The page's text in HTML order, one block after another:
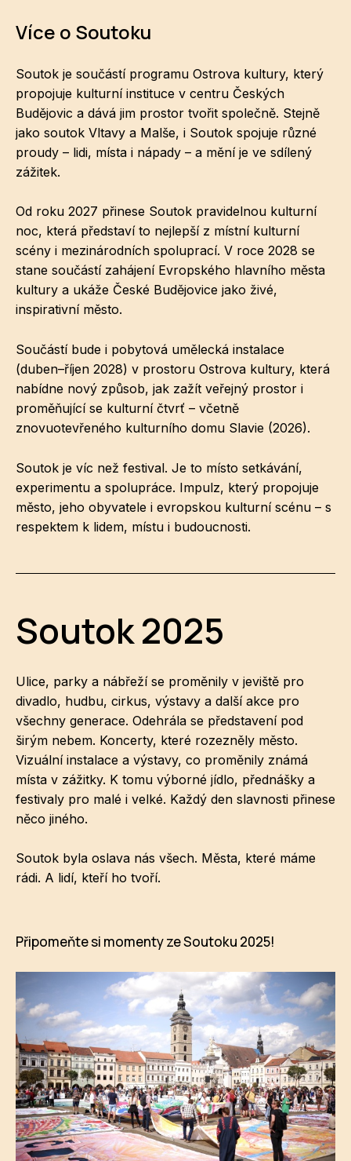
Více o Soutoku
Soutok je součástí programu Ostrova kultury, který
propojuje kulturní instituce v centru Českých
Budějovic a dává jim prostor tvořit společně. Stejně
jako soutok Vltavy a Malše, i Soutok spojuje různé
proudy – lidi, místa i nápady – a mění je ve sdílený
zážitek.
Od roku 2027 přinese Soutok pravidelnou kulturní
noc, která představí to nejlepší z místní kulturní
scény i mezinárodních spoluprací. V roce 2028 se
stane součástí zahájení Evropského hlavního města
kultury a ukáže České Budějovice jako živé,
inspirativní město.
Součástí bude i pobytová umělecká instalace
(duben–říjen 2028) v prostoru Ostrova kultury, která
nabídne nový způsob, jak zažít veřejný prostor i
proměňující se kulturní čtvrť – včetně
znovuotevřeného kulturního domu Slavie (2026).
Soutok je víc než festival. Je to místo setkávání,
experimentu a spolupráce. Impulz, který propojuje
město, jeho obyvatele i evropskou kulturní scénu – s
respektem k lidem, místu i budoucnosti.
Soutok 2025
Ulice, parky a nábřeží se proměnily v jeviště pro
divadlo, hudbu, cirkus, výstavy a další akce pro
všechny generace. Odehrála se představení pod
širým nebem. Koncerty, které rozezněly město.
Vizuální instalace a výstavy, co proměnily známá
místa v zážitky. K tomu výborné jídlo, přednášky a
festivaly pro malé i velké. Každý den slavnosti přinese
něco jiného.
Soutok byla oslava nás všech. Města, které máme
rádi. A lidí, kteří ho tvoří.
Připomeňte si momenty ze Soutoku 2025!